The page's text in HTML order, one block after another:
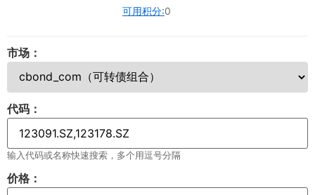
可用积分:0
市场：
代码：
输入代码或名称快速搜索，多个用逗号分隔
价格：